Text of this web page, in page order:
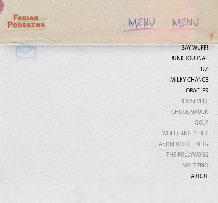
SAY WUFF!
JUNK JOURNAL
LUZ
MILKY CHANCE
ORACLES
ROOSEVELT
CHUCKAMUCK
GOLF
WOLFGANG PERÉZ
ANDREW COLLBERG
THE POLLYWOGS
MELT TRIO
ABOUT